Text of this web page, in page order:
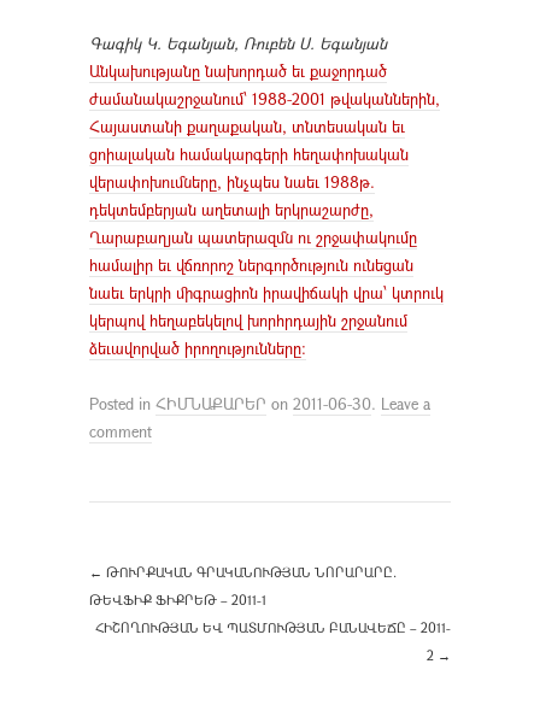
Գագիկ Կ. Եգանյան, Ռուբեն Ս. Եգանյան
Անկախությանը նախորդած եւ քաջորդած
ժամանակաշրջանում՝ 1988-2001 թվականներին,
Հայաստանի քաղաքական, տնտեսական եւ
ցոիալական համակարգերի հեղափոխական
վերափոխումները, ինչպես նաեւ 1988թ.
դեկտեմբերյան աղետալի երկրաշարժը,
Ղարաբաղյան պատերազմն ու շրջափակումը
համալիր եւ վճռորոշ ներգործություն ունեցան
նաեւ երկրի միգրացիոն իրավիճակի վրա՝ կտրուկ
կերպով հեղաբեկելով խորհրդային շրջանում
ձեւավորված իրողությունները:
Posted in ՀԻՄՆԱՔԱՐԵՐ on 2011-06-30. Leave a
comment
← ԹՈՒՐՔԱԿԱՆ ԳՐԱԿԱՆՈՒԹՅԱՆ ՆՈՐԱՐԱՐԸ.
ԹԵՎՖԻՔ ՖԻՔՐԵԹ – 2011-1
ՀԻՇՈՂՈՒԹՅԱՆ ԵՎ ՊԱՏՄՈՒԹՅԱՆ ԲԱՆԱՎԵՃԸ – 2011-
2 →